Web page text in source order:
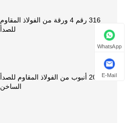
316 رقم 4 ورقة من الفولاذ المقاوم
للصدأ
201 أنبوب من الفولاذ المقاوم للصدأ
الساخن
WhatsApp
E-Mail